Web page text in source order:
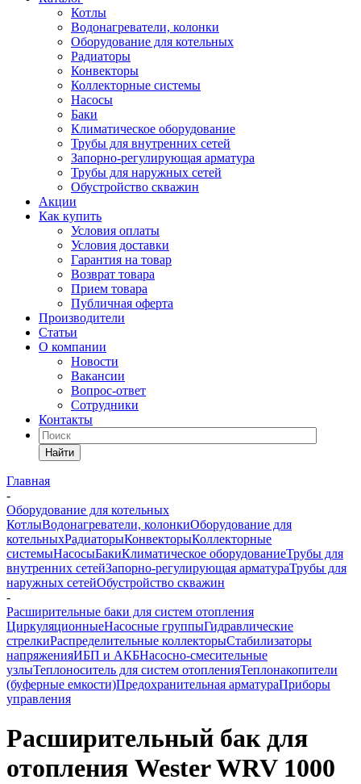
Котлы
Водонагреватели, колонки
Оборудование для котельных
Радиаторы
Конвекторы
Коллекторные системы
Насосы
Баки
Климатическое оборудование
Трубы для внутренних сетей
Запорно-регулирующая арматура
Трубы для наружных сетей
Обустройство скважин
Акции
Как купить
Условия оплаты
Условия доставки
Гарантия на товар
Возврат товара
Прием товара
Публичная оферта
Производители
Статьи
О компании
Новости
Вакансии
Вопрос-ответ
Сотрудники
Контакты
Найти
Главная
-
Оборудование для котельных
КотлыВодонагреватели, колонкиОборудование для
котельныхРадиаторыКонвекторыКоллекторные
системыНасосыБакиКлиматическое оборудованиеТрубы для
внутренних сетейЗапорно-регулирующая арматураТрубы для
наружных сетейОбустройство скважин
-
Расширительные баки для систем отопления
ЦиркуляционныеНасосные группыГидравлические
стрелкиРаспределительные коллекторыСтабилизаторы
напряженияИБП и АКБНасосно-смесительные
узлыТеплоноситель для систем отопленияТеплонакопители
(буферные емкости)Предохранительная арматураПриборы
управления
Расширительный бак для
отопления Wester WRV 1000